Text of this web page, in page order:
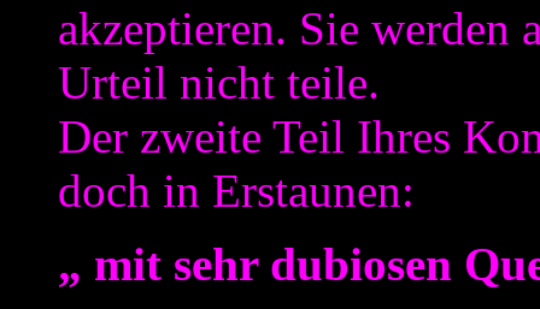
akzeptieren. Sie werden
Urteil nicht teile.
Der zweite Teil Ihres
doch in Erstaunen:
„ mit sehr dubiosen